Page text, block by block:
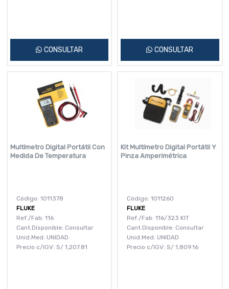
CONSULTAR CONSULTAR
Multímetro Digital Portátil Con
Medida De Temperatura
Código: 1011378
FLUKE
Ref./Fab: 116
Cant.Disponible: Consultar
Unid.Med: UNIDAD
Precio c/IGV: S/ 1,207.81
Kit Multímetro Digital Portátil Y
Pinza Amperimétrica
Código: 1011260
FLUKE
Ref./Fab: 116/323 KIT
Cant.Disponible: Consultar
Unid.Med: UNIDAD
Precio c/IGV: S/ 1,809.16